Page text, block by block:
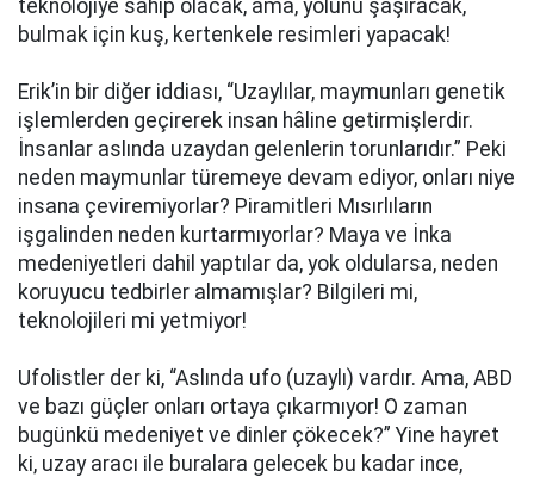
teknolojiye sahip olacak, ama, yolunu şaşıracak,
bulmak için kuş, kertenkele resimleri yapacak!
Erik’in bir diğer iddiası, “Uzaylılar, maymunları genetik
işlemlerden geçirerek insan hâline getirmişlerdir.
İnsanlar aslında uzaydan gelenlerin torunlarıdır.” Peki
neden maymunlar türemeye devam ediyor, onları niye
insana çeviremiyorlar? Piramitleri Mısırlıların
işgalinden neden kurtarmıyorlar? Maya ve İnka
medeniyetleri dahil yaptılar da, yok oldularsa, neden
koruyucu tedbirler almamışlar? Bilgileri mi,
teknolojileri mi yetmiyor!
Ufolistler der ki, “Aslında ufo (uzaylı) vardır. Ama, ABD
ve bazı güçler onları ortaya çıkarmıyor! O zaman
bugünkü medeniyet ve dinler çökecek?” Yine hayret
ki, uzay aracı ile buralara gelecek bu kadar ince,